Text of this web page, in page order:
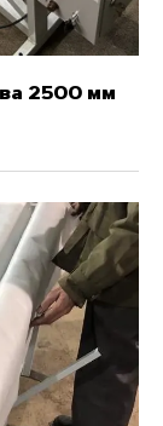
2500 мм